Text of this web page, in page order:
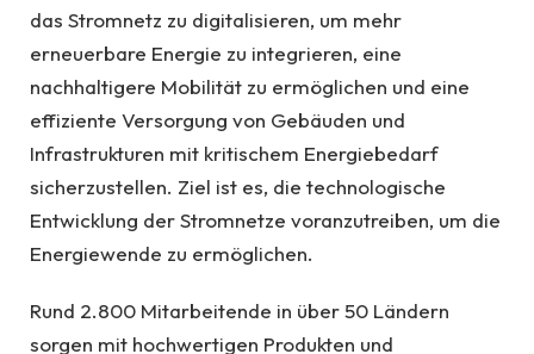
das Stromnetz zu digitalisieren, um mehr
erneuerbare Energie zu integrieren, eine
nachhaltigere Mobilität zu ermöglichen und eine
effiziente Versorgung von Gebäuden und
Infrastrukturen mit kritischem Energiebedarf
sicherzustellen. Ziel ist es, die technologische
Entwicklung der Stromnetze voranzutreiben, um die
Energiewende zu ermöglichen.
Rund 2.800 Mitarbeitende in über 50 Ländern
sorgen mit hochwertigen Produkten und